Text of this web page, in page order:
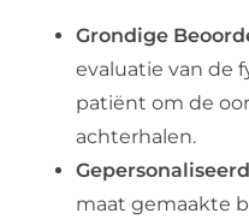
Grondige
evaluatie van de
patiënt om de
achterhalen.
maat gemaakte